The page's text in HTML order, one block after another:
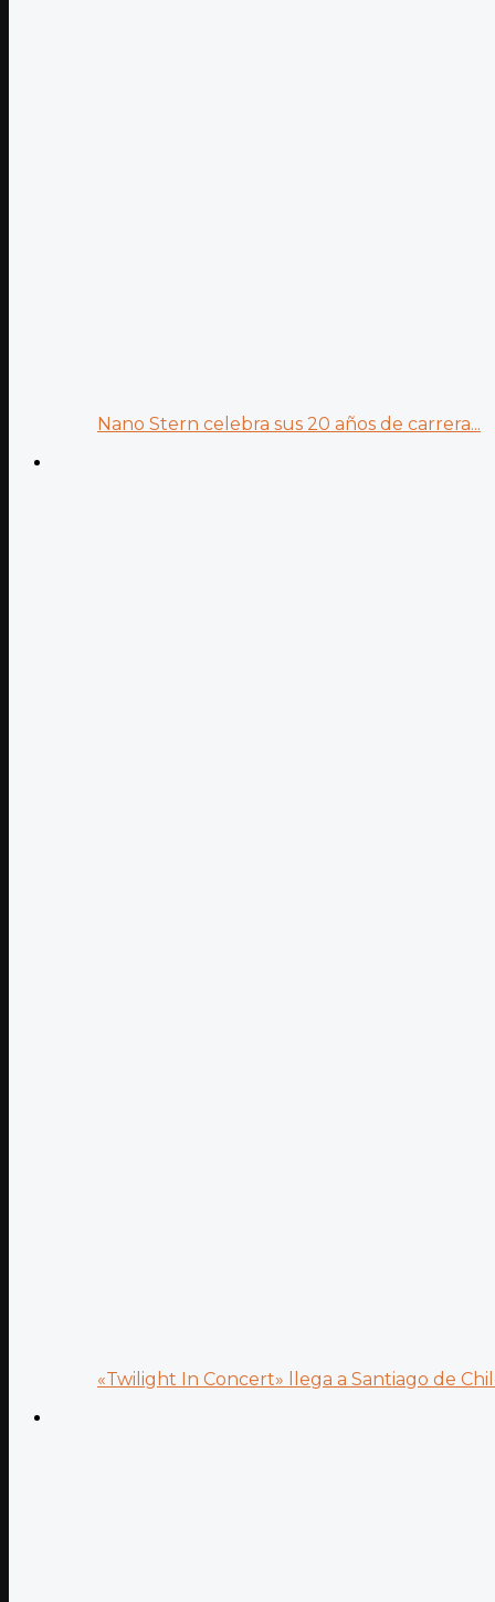
Nano Stern celebra sus 20 años de carrera...
«Twilight In Concert» llega a Santiago de